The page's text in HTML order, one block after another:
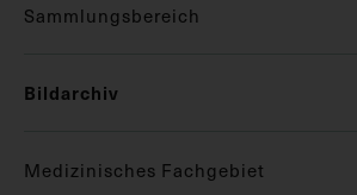
Sammlungsbereich
Bildarchiv
Medizinisches Fachgebiet